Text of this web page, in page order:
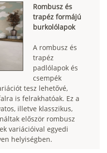
Rombusz és
trapéz formájú
burkolólapok
A rombusz és
trapéz
padlólapok és
csempék
tesz lehetővé,
is felrakhatóak. Ez a
illetve klasszikus,
először rombusz
variációival egyedi
helyiségben.